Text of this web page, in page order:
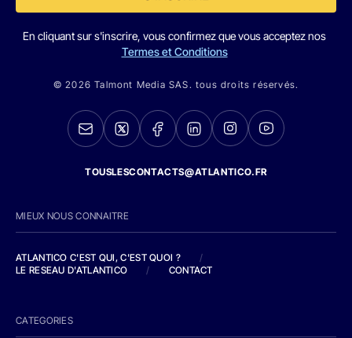
En cliquant sur s'inscrire, vous confirmez que vous acceptez nos
Termes et Conditions
© 2026 Talmont Media SAS. tous droits réservés.
TOUSLESCONTACTS@ATLANTICO.FR
MIEUX NOUS CONNAITRE
ATLANTICO C'EST QUI, C'EST QUOI ?
/
LE RESEAU D'ATLANTICO
/ CONTACT
CATEGORIES